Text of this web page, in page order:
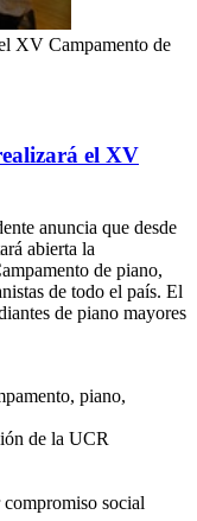
XV Campamento de
el XV
anuncia que desde
abierta la
de piano,
de todo el país. El
de piano mayores
piano,
de la UCR
social